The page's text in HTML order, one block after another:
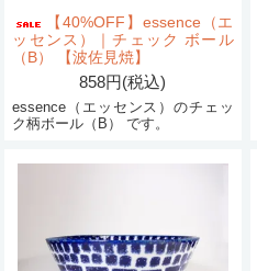
【40%OFF】essence（エ
ッセンス）｜チェック ボール
（B） 【波佐見焼】
858円(税込)
essence（エッセンス）のチェッ
ク柄ボール（B） です。